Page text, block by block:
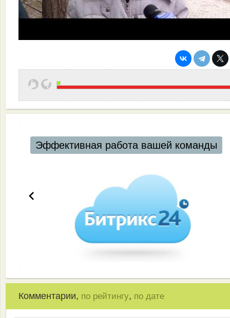
Эффективная работа вашей команды
Комментарии, по рейтингу, по дате